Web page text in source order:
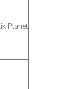
Planet